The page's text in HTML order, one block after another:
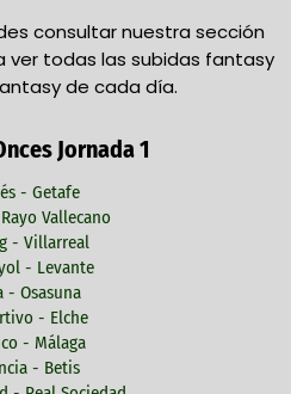
consultar nuestra sección
todas las subidas fantasy
de cada día.
Jornada 1
- Getafe
Vallecano
- Villarreal
- Levante
- Osasuna
- Elche
- Málaga
- Betis